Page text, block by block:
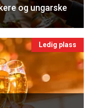
og ungarske
Ledig plass